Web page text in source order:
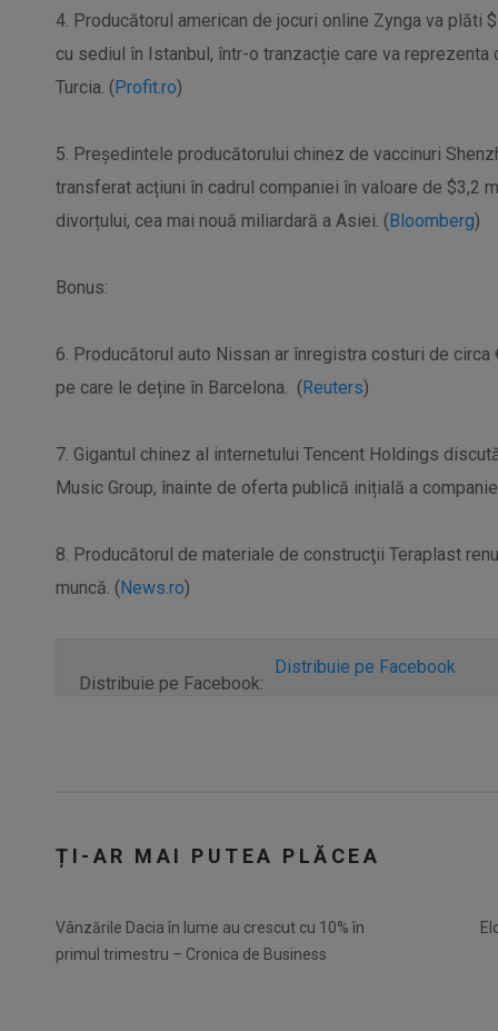
4. Producătorul american de jocuri online Zynga va plăti
cu sediul în Istanbul, într-o tranzacție care va
Turcia. (Profit.ro)
5. Președintele producătorului chinez de vaccinuri
transferat acțiuni în cadrul companiei în valoare de $3,2
divorțului, cea mai nouă miliardară a Asiei. (Bloomberg)
Bonus:
6. Producătorul auto Nissan ar înregistra costuri de
pe care le deține în Barcelona. (Reuters)
7. Gigantul chinez al internetului Tencent Holdings
Music Group, înainte de oferta publică inițială a
8. Producătorul de materiale de construcţii Teraplast
muncă. (News.ro)
Distribuie pe Facebook:
Distribuie pe Facebook
ȚI-AR MAI PUTEA PLĂCEA
Vânzările Dacia în lume au crescut cu 10% în
primul trimestru – Cronica de Business